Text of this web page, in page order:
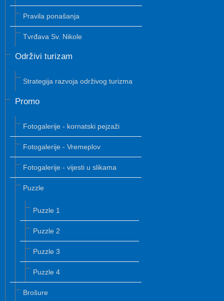
Pravila ponašanja
Tvrđava Sv. Nikole
Održivi turizam
Strategija razvoja održivog turizma
Promo
Fotogalerije - kornatski pejzaži
Fotogalerije - Vremeplov
Fotogalerije - vijesti u slikama
Puzzle
Puzzle 1
Puzzle 2
Puzzle 3
Puzzle 4
Brošure